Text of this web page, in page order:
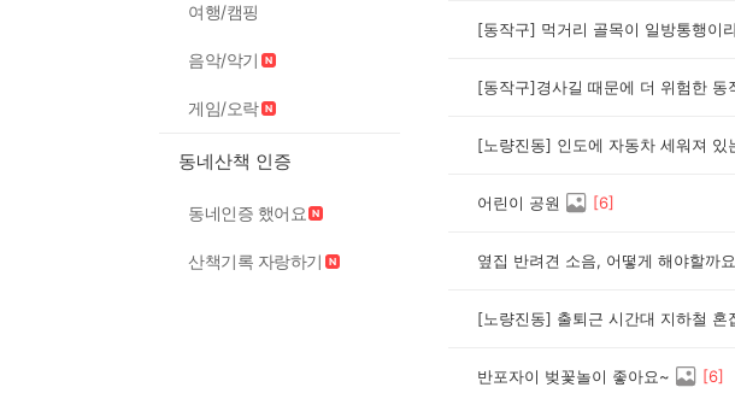
여행/캠핑
음악/악기
게임/오락
동네산책 인증
동네인증 했어요
산책기록 자랑하기
어린이 공원 [6]
옆집 반려견 소음, 어떻게 해야할까요
반포자이 벚꽃놀이 좋아요~ [6]